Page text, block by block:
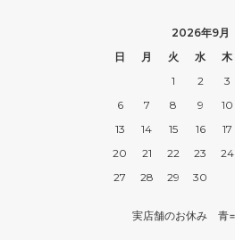
2026年9月
日
月 火 水 木
1
2 3
6
7 8 9 10
13
14 15 16 17
20
21 22 23 24
27
28 29 30
実店舗のお休み 青